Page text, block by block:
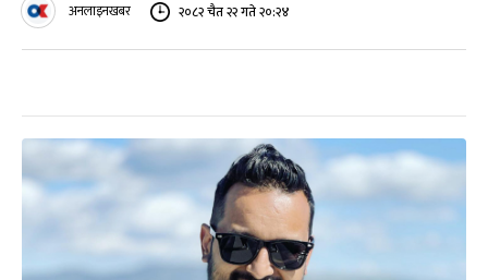
अनलाइनखबर २०८२ चैत २२ गते २०:२४